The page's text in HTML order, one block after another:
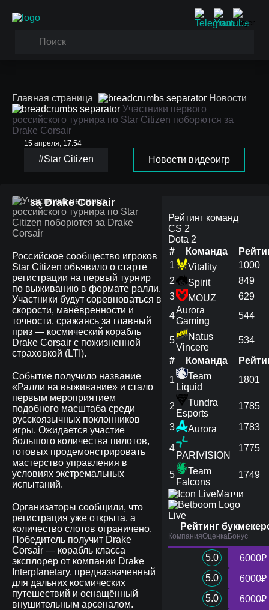
Главная страница
Новости
Участники первого
российского турнира по Star Citizen поборются за
Drake Corsair
15 апреля, 17:54
#Star Citizen Новости видеоигр
Участники первого
за Drake Corsair
Российское сообщество игроков
Star Citizen объявило о старте
регистрации на первый турнир
по выживанию в формате ралли.
Участники будут соревноваться в
скорости, манёвренности и
точности, сражаясь за главный
приз — космический корабль
Drake Corsair с пожизненной
страховкой (LTI).
Событие получило название
«Ралли на выживание» и стало
первым мероприятием
подобного масштаба среди
русскоязычных поклонников
игры. Ожидается участие
большого количества пилотов,
готовых продемонстрировать
мастерство управления в
условиях экстремальных
испытаний.
Организаторы сообщили, что
регистрация уже открыта, а
количество слотов ограничено.
Победитель получит Drake
Corsair — корабль класса
эксплорер от компании Drake
Interplanetary, предназначенный
для дальних космических
путешествий и оснащённый
внушительным арсеналом.
Рейтинг команд
CS 2
Dota 2
#
Команда
1
Vitality
1000
2
Spirit
849
3
MOUZ
629
4
Aurora
Gaming
544
5
Natus
Vincere
534
#
Команда
1
Team
Liquid
1801
2
Tundra
Esports
1785
3 Aurora 1783
4
PARIVISION
1775
5
Team
Falcons
1749
Матчи
Live
Рейтинг
КомпанияОценкаБонус
5.0
6000₽
5.0
6000₽
5.0
6000₽